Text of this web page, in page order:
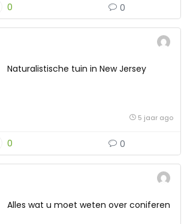
0 0
Naturalistische tuin in New Jersey
5 jaar ago
0 0
Alles wat u moet weten over coniferen